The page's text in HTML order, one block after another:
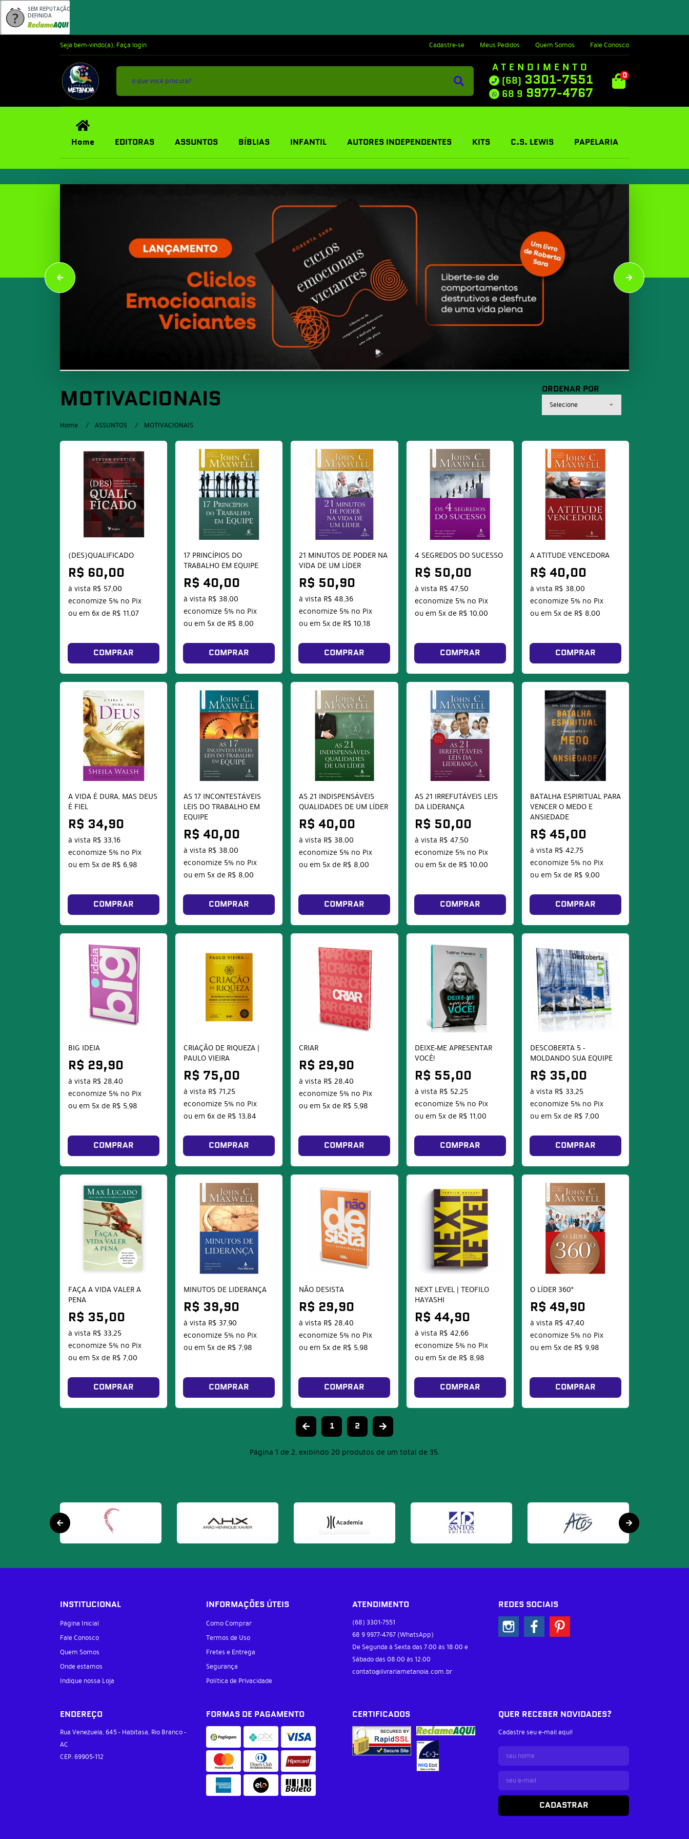
SEM REPUTAÇÃO
DEFINIDA
Seja bem-vindo(a), Faça login Cadastre-se Meus Pedidos Quem Somos Fale Conosco
ATENDIMENTO
(68) 3301-7551
68 9 9977-4767
0
Home EDITORAS ASSUNTOS BÍBLIAS INFANTIL AUTORES INDEPENDENTES KITS C.S. LEWIS PAPELARIA
MOTIVACIONAIS
Home ASSUNTOS MOTIVACIONAIS
ORDENAR POR
Selecione
(DES)QUALIFICADO
R$ 60,00
à vista R$ 57,00
economize 5% no Pix
ou em 6xde R$ 11,07
COMPRAR
17 PRINCÍPIOS DO
TRABALHO EM EQUIPE
R$ 40,00
à vista R$ 38,00
economize 5% no Pix
ou em 5xde R$ 8,00
COMPRAR
21 MINUTOS DE PODER NA
VIDA DE UM LÍDER
R$ 50,90
à vista R$ 48,36
economize 5% no Pix
ou em 5xde R$ 10,18
COMPRAR
4 SEGREDOS DO SUCESSO
R$ 50,00
à vista R$ 47,50
economize 5% no Pix
ou em 5xde R$ 10,00
COMPRAR
A ATITUDE VENCEDORA
R$ 40,00
à vista R$ 38,00
economize 5% no Pix
ou em 5xde R$ 8,00
COMPRAR
A VIDA É DURA, MAS DEUS
É FIEL
R$ 34,90
à vista R$ 33,16
economize 5% no Pix
ou em 5xde R$ 6,98
COMPRAR
AS 17 INCONTESTÁVEIS
LEIS DO TRABALHO EM
EQUIPE
R$ 40,00
à vista R$ 38,00
economize 5% no Pix
ou em 5xde R$ 8,00
COMPRAR
AS 21 INDISPENSÁVEIS
QUALIDADES DE UM LÍDER
R$ 40,00
à vista R$ 38,00
economize 5% no Pix
ou em 5xde R$ 8,00
COMPRAR
AS 21 IRREFUTÁVEIS LEIS
DA LIDERANÇA
R$ 50,00
à vista R$ 47,50
economize 5% no Pix
ou em 5xde R$ 10,00
COMPRAR
BATALHA ESPIRITUAL PARA
VENCER O MEDO E
ANSIEDADE
R$ 45,00
à vista R$ 42,75
economize 5% no Pix
ou em 5xde R$ 9,00
COMPRAR
BIG IDEIA
R$ 29,90
à vista R$ 28,40
economize 5% no Pix
ou em 5xde R$ 5,98
COMPRAR
CRIAÇÃO DE RIQUEZA |
PAULO VIEIRA
R$ 75,00
à vista R$ 71,25
economize 5% no Pix
ou em 6xde R$ 13,84
COMPRAR
CRIAR
R$ 29,90
à vista R$ 28,40
economize 5% no Pix
ou em 5xde R$ 5,98
COMPRAR
DEIXE-ME APRESENTAR
VOCÊ!
R$ 55,00
à vista R$ 52,25
economize 5% no Pix
ou em 5xde R$ 11,00
COMPRAR
DESCOBERTA 5 -
MOLDANDO SUA EQUIPE
R$ 35,00
à vista R$ 33,25
economize 5% no Pix
ou em 5xde R$ 7,00
COMPRAR
FAÇA A VIDA VALER A
PENA
R$ 35,00
à vista R$ 33,25
economize 5% no Pix
ou em 5xde R$ 7,00
COMPRAR
MINUTOS DE LIDERANÇA
R$ 39,90
à vista R$ 37,90
economize 5% no Pix
ou em 5xde R$ 7,98
COMPRAR
NÃO DESISTA
R$ 29,90
à vista R$ 28,40
economize 5% no Pix
ou em 5xde R$ 5,98
COMPRAR
NEXT LEVEL | TEOFILO
HAYASHI
R$ 44,90
à vista R$ 42,66
economize 5% no Pix
ou em 5xde R$ 8,98
COMPRAR
O LÍDER 360º
R$ 49,90
à vista R$ 47,40
economize 5% no Pix
ou em 5xde R$ 9,98
COMPRAR
1 2
Página 1 de 2, exibindo 20 produtos de um total de 35.
INSTITUCIONAL
Página Inicial
Fale Conosco
Quem Somos
Onde estamos
Indique nossa Loja
INFORMAÇÕES ÚTEIS
Como Comprar
Termos de Uso
Fretes e Entrega
Segurança
Política de Privacidade
ATENDIMENTO
(68) 3301-7551
68 9 9977-4767 (WhatsApp)
De Segunda à Sexta das 7:00 às 18:00 e
Sábado das 08:00 às 12:00
contato@livrariametanoia.com.br
REDES SOCIAIS
ENDEREÇO
Rua Venezuela, 645- Habitasa, Rio Branco-
AC
CEP: 69905-112
FORMAS DE PAGAMENTO CERTIFICADOS QUER RECEBER NOVIDADES?
Cadastre seu e-mail aqui!
CADASTRAR